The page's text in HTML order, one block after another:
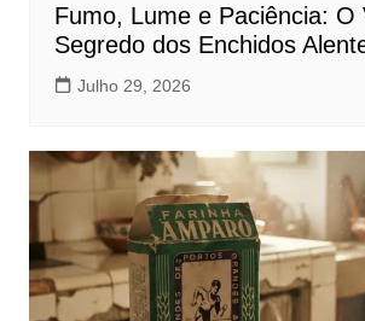
Fumo, Lume e Paciência: O
Segredo dos Enchidos
Julho 29, 2026